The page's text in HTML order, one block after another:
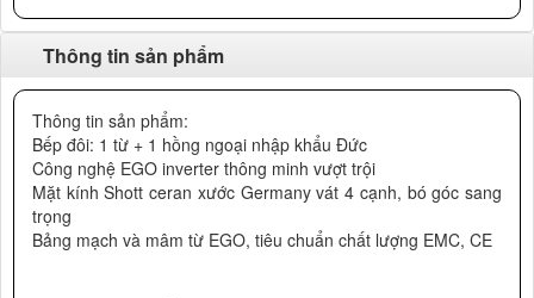
Thông tin sản phẩm
Thông tin sản phẩm:
Bếp đôi: 1 từ + 1 hồng ngoại nhập khẩu Đức
Công nghệ EGO inverter thông minh vượt trội
Mặt kính Shott ceran xước Germany vát 4 cạnh, bó góc sang
trọng
Bảng mạch và mâm từ EGO, tiêu chuẩn chất lượng EMC, CE